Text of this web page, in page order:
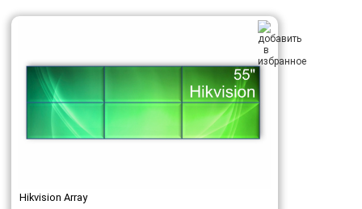
Hikvision Array